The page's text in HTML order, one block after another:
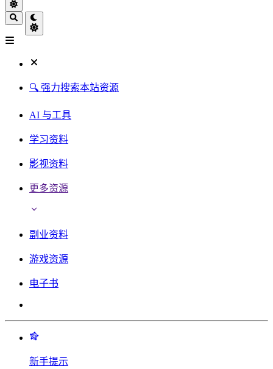
🔍 强力搜索本站资源
AI 与工具
学习资料
影视资料
更多资源
副业资料
游戏资源
电子书
新手提示